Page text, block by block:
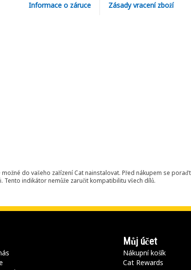
Informace o záruce Zásady vracení zboží
do vašeho zařízení Cat nainstalovat. Před nákupem se
indikátor nemůže zaručit kompatibilitu všech dílů.
Můj účet
Nákupní košík
Cat Rewards